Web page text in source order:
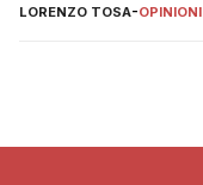
LORENZO TOSA-OPINIONI